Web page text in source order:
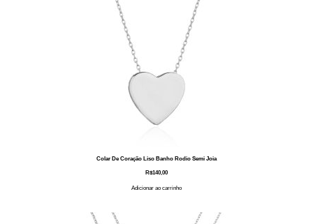
Colar De Coração Liso Banho Rodio Semi Joia
R$140,00
Adicionar ao carrinho